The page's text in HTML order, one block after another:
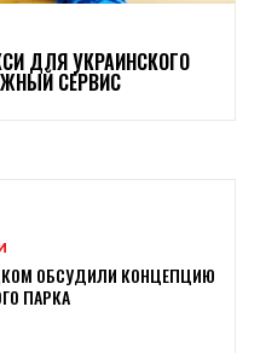
ДЛЯ УКРАИНСКОГО
СЕРВИС
ОБСУДИЛИ КОНЦЕПЦИЮ
ПАРКА